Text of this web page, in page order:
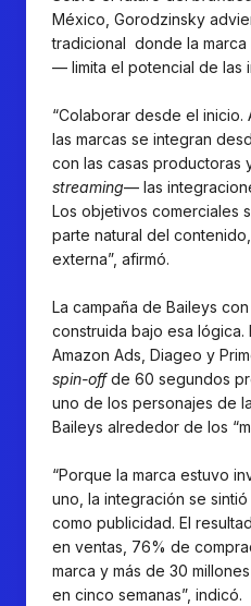
México, Gorodzinsky
tradicional donde la
— limita el potencial de las
“Colaborar desde el inicio.
las marcas se integran
con las casas productoras
streaming— las
Los objetivos comerciales
parte natural del
externa”, afirmó.
La campaña de Baileys con
construida bajo esa lógica.
Amazon Ads, Diageo y
spin-offde 60 segundos
uno de los personajes de
Baileys alrededor de los
“Porque la marca estuvo
uno, la integración se
como publicidad. El
en ventas, 76% de
marca y más de 30
en cinco semanas”, indicó.